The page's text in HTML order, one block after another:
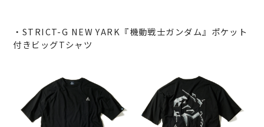
・STRICT-G NEW YARK『機動戦士ガンダム』ポケット
付きビッグTシャツ